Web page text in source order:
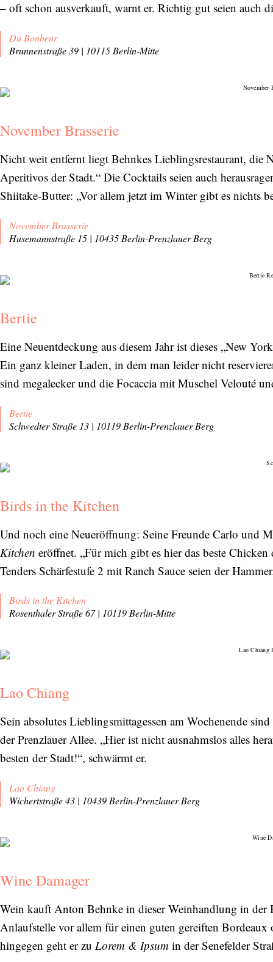
– oft schon ausverkauft, warnt er. Richtig gut seien auch
Du Bonheur
Brunnenstraße 39 | 10115 Berlin-Mitte
November Brasserie
Nicht weit entfernt liegt Behnkes Lieblingsrestaurant, die
Aperitivos der Stadt.“ Die Cocktails seien auch
Shiitake-Butter: „Vor allem jetzt im Winter gibt es nichts
November Brasserie
Husemannstraße 15 | 10435 Berlin-Prenzlauer Berg
Bertie
Eine Neuentdeckung aus diesem Jahr ist dieses „New
Ein ganz kleiner Laden, in dem man leider nicht
sind megalecker und die Focaccia mit Muschel Velouté
Bertie
Schwedter Straße 13 | 10119 Berlin-Prenzlauer Berg
Birds in the Kitchen
Und noch eine Neueröffnung: Seine Freunde Carlo und
Kitchen eröffnet. „Für mich gibt es hier das beste
Tenders Schärfestufe 2 mit Ranch Sauce seien der
Birds in the Kitchen
Rosenthaler Straße 67 | 10119 Berlin-Mitte
Lao Chiang
Sein absolutes Lieblingsmittagessen am Wochenende
der Prenzlauer Allee. „Hier ist nicht ausnahmslos alles
besten der Stadt!“, schwärmt er.
Lao Chiang
Wichertstraße 43 | 10439 Berlin-Prenzlauer Berg
Wine Damager
Wein kauft Anton Behnke in dieser Weinhandlung in der
Anlaufstelle vor allem für einen guten gereiften Bordeaux
hingegen geht er zu Lorem & Ipsum in der Senefelder